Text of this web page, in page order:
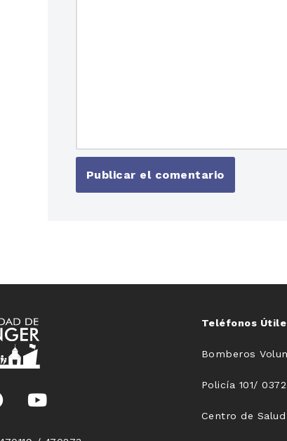
Teléfonos
Bomberos
Policía 101/ 0372
Centro de